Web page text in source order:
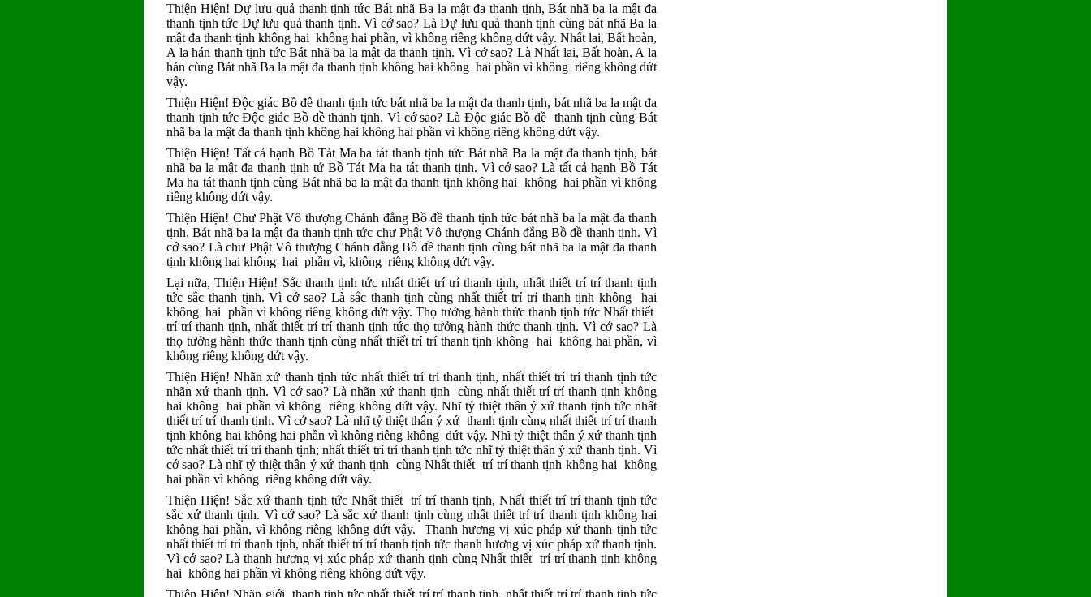
Thiện Hiện! Dự lưu quả thanh tịnh tức Bát nhã Ba la mật đa thanh tịnh, Bát nhã ba la mật đa
thanh tịnh tức Dự lưu quả thanh tịnh. Vì cớ sao? Là Dự lưu quả thanh tịnh cùng bát nhã Ba la
mật đa thanh tịnh không hai không hai phần, vì không riêng không dứt vậy. Nhất lai, Bất hoàn,
A la hán thanh tịnh tức Bát nhã ba la mật đa thanh tịnh. Vì cớ sao? Là Nhất lai, Bất hoàn, A la
hán cùng Bát nhã Ba la mật đa thanh tịnh không hai không hai phần vì không riêng không dứt
vậy.
Thiện Hiện! Ðộc giác Bồ đề thanh tịnh tức bát nhã ba la mật đa thanh tịnh, bát nhã ba la mật đa
thanh tịnh tức Ðộc giác Bồ đề thanh tịnh. Vì cớ sao? Là Ðộc giác Bồ đề thanh tịnh cùng Bát
nhã ba la mật đa thanh tịnh không hai không hai phần vì không riêng không dứt vậy.
Thiện Hiện! Tất cả hạnh Bồ Tát Ma ha tát thanh tịnh tức Bát nhã Ba la mật đa thanh tịnh, bát
nhã ba la mật đa thanh tịnh tứ Bồ Tát Ma ha tát thanh tịnh. Vì cớ sao? Là tất cả hạnh Bồ Tát
Ma ha tát thanh tịnh cùng Bát nhã ba la mật đa thanh tịnh không hai không hai phần vì không
riêng không dứt vậy.
Thiện Hiện! Chư Phật Vô thượng Chánh đẳng Bồ đề thanh tịnh tức bát nhã ba la mật đa thanh
tịnh, Bát nhã ba la mật đa thanh tịnh tức chư Phật Vô thượng Chánh đẳng Bồ đề thanh tịnh. Vì
cớ sao? Là chư Phật Vô thượng Chánh đẳng Bồ đề thanh tịnh cùng bát nhã ba la mật đa thanh
tịnh không hai không hai phần vì, không riêng không dứt vậy.
Lại nữa, Thiện Hiện! Sắc thanh tịnh tức nhất thiết trí trí thanh tịnh, nhất thiết trí trí thanh tịnh
tức sắc thanh tịnh. Vì cớ sao? Là sắc thanh tịnh cùng nhất thiết trí trí thanh tịnh không hai
không hai phần vì không riêng không dứt vậy. Thọ tưởng hành thức thanh tịnh tức Nhất thiết
trí trí thanh tịnh, nhất thiết trí trí thanh tịnh tức thọ tưởng hành thức thanh tịnh. Vì cớ sao? Là
thọ tưởng hành thức thanh tịnh cùng nhất thiết trí trí thanh tịnh không hai không hai phần, vì
không riêng không dứt vậy.
Thiện Hiện! Nhãn xứ thanh tịnh tức nhất thiết trí trí thanh tịnh, nhất thiết trí trí thanh tịnh tức
nhãn xứ thanh tịnh. Vì cớ sao? Là nhãn xứ thanh tịnh cùng nhất thiết trí trí thanh tịnh không
hai không hai phần vì không riêng không dứt vậy. Nhĩ tỷ thiệt thân ý xứ thanh tịnh tức nhất
thiết trí trí thanh tịnh. Vì cớ sao? Là nhĩ tỷ thiệt thân ý xứ thanh tịnh cùng nhất thiết trí trí thanh
tịnh không hai không hai phần vì không riêng không dứt vậy. Nhĩ tỷ thiệt thân ý xứ thanh tịnh
tức nhất thiết trí trí thanh tịnh; nhất thiết trí trí thanh tịnh tức nhĩ tỷ thiệt thân ý xứ thanh tịnh. Vì
cớ sao? Là nhĩ tỷ thiệt thân ý xứ thanh tịnh cùng Nhất thiết trí trí thanh tịnh không hai không
hai phần vì không riêng không dứt vậy.
Thiện Hiện! Sắc xứ thanh tịnh tức Nhất thiết trí trí thanh tịnh, Nhất thiết trí trí thanh tịnh tức
sắc xứ thanh tịnh. Vì cớ sao? Là sắc xứ thanh tịnh cùng nhất thiết trí trí thanh tịnh không hai
không hai phần, vì không riêng không dứt vậy. Thanh hương vị xúc pháp xứ thanh tịnh tức
nhất thiết trí trí thanh tịnh, nhất thiết trí trí thanh tịnh tức thanh hương vị xúc pháp xứ thanh tịnh.
Vì cớ sao? Là thanh hương vị xúc pháp xứ thanh tịnh cùng Nhất thiết trí trí thanh tịnh không
hai không hai phần vì không riêng không dứt vậy.
Thiện Hiện! Nhãn giới thanh tịnh tức nhất thiết trí trí thanh tịnh, nhất thiết trí trí thanh tịnh tức